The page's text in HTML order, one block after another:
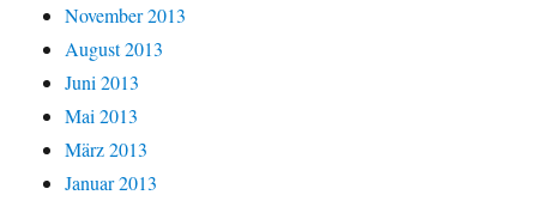
November 2013
August 2013
Juni 2013
Mai 2013
März 2013
Januar 2013